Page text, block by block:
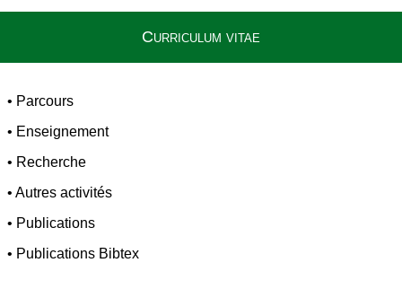
Curriculum vitae
• Parcours
• Enseignement
• Recherche
• Autres activités
• Publications
• Publications Bibtex